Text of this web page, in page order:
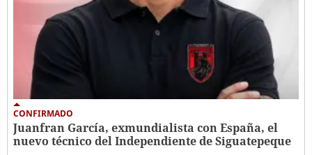
CONFIRMADO
Juanfran García, exmundialista con España, el
nuevo técnico del Independiente de Siguatepeque